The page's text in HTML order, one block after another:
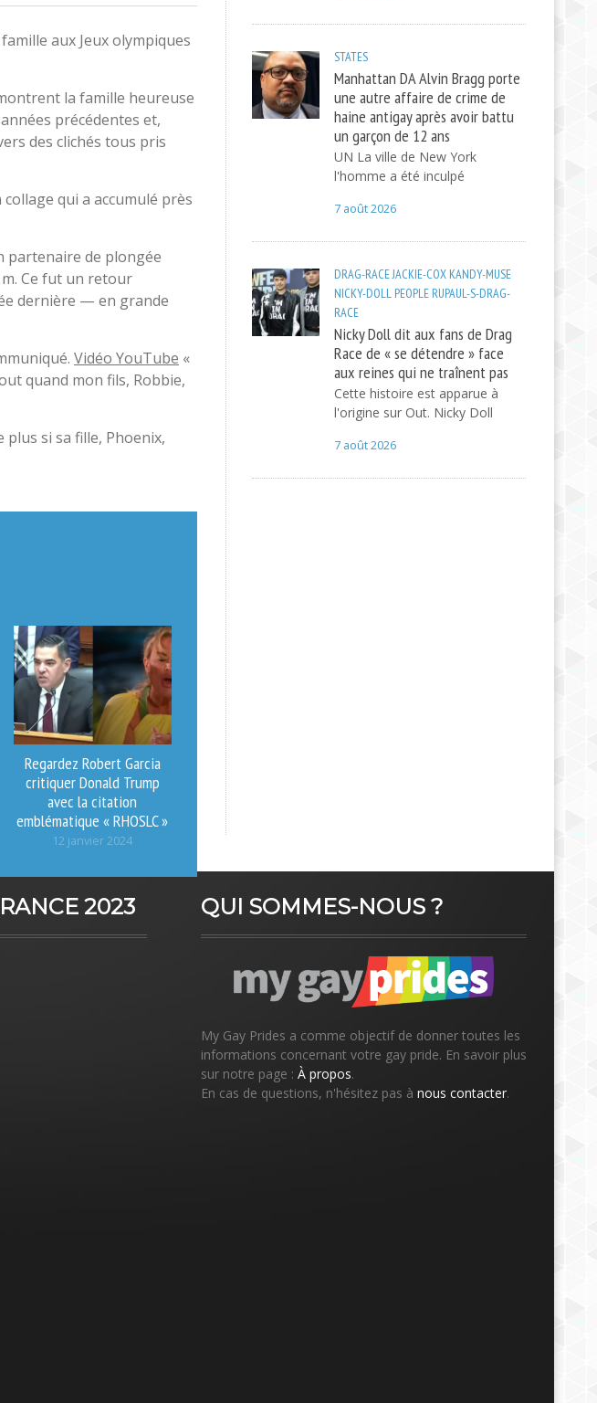
aux Jeux olympiques
la famille heureuse
précédentes et,
des clichés tous pris
qui a accumulé près
partenaire de plongée
Ce fut un retour
dernière — en grande
Vidéo YouTube «
quand mon fils, Robbie,
si sa fille, Phoenix,
Regardez Robert Garcia
critiquer Donald Trump
avec la citation
emblématique « RHOSLC »
12 janvier 2024
STATES
Manhattan DA Alvin Bragg porte
une autre affaire de crime de
haine antigay après avoir battu
un garçon de 12 ans
UN La ville de New York
l'homme a été inculpé
7 août 2026
DRAG-RACEJACKIE-COX KANDY-MUSE
NICKY-DOLL PEOPLE RUPAUL-S-DRAG-
RACE
Nicky Doll dit aux fans de Drag
Race de « se détendre » face
aux reines qui ne traînent pas
Cette histoire est apparue à
l'origine sur Out. Nicky Doll
7 août 2026
2023 QUI SOMMES-NOUS ?
My Gay Prides a comme objectif de donner toutes les
informations concernant votre gay pride. En savoir plus
sur notre page : À propos.
En cas de questions, n'hésitez pas à nous contacter.